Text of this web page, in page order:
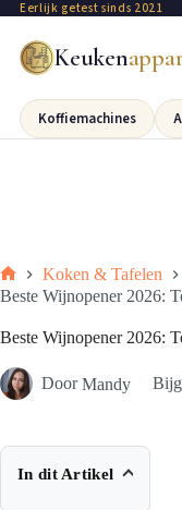
Eerlijk getest sinds 2021
Keuken
Koffiemachines
Koken & Tafelen
Beste Wijnopener 2026:
Beste Wijnopener 2026:
Door Mandy
In dit Artikel